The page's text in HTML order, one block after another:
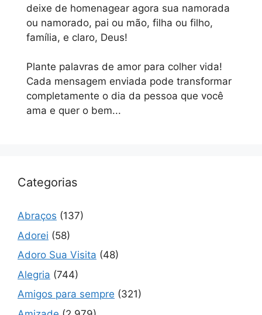
deixe de homenagear agora sua namorada
ou namorado, pai ou mão, filha ou filho,
família, e claro, Deus!
Plante palavras de amor para colher vida!
Cada mensagem enviada pode transformar
completamente o dia da pessoa que você
ama e quer o bem...
Categorias
Abraços (137)
Adorei (58)
Adoro Sua Visita (48)
Alegria (744)
Amigos para sempre (321)